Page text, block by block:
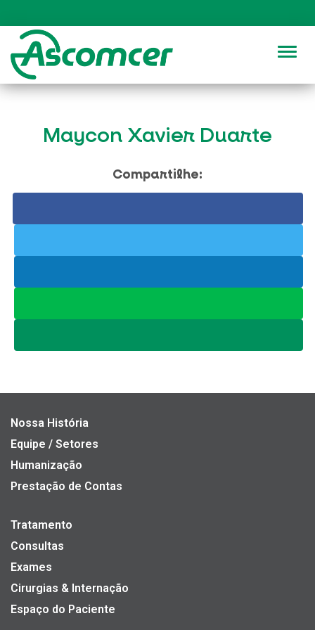
Maycon Xavier Duarte
Compartilhe:
Nossa História
Equipe / Setores
Humanização
Prestação de Contas
Tratamento
Consultas
Exames
Cirurgias & Internação
Espaço do Paciente